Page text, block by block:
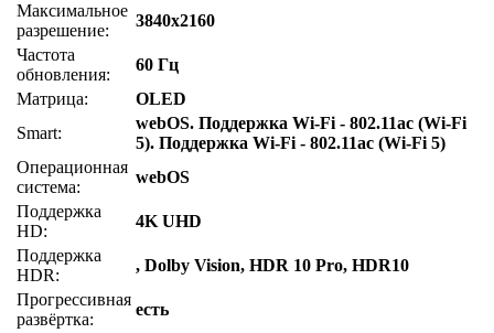
Максимальное
разрешение:
3840x2160
Частота
обновления:
60 Гц
Матрица:
OLED
Smart:
webOS. Поддержка Wi-Fi - 802.11ac (Wi-Fi
5). Поддержка Wi-Fi - 802.11ac (Wi-Fi 5)
Операционная
система:
webOS
Поддержка
HD:
4K UHD
Поддержка
HDR:
, Dolby Vision, HDR 10 Pro, HDR10
Прогрессивная
развёртка:
есть